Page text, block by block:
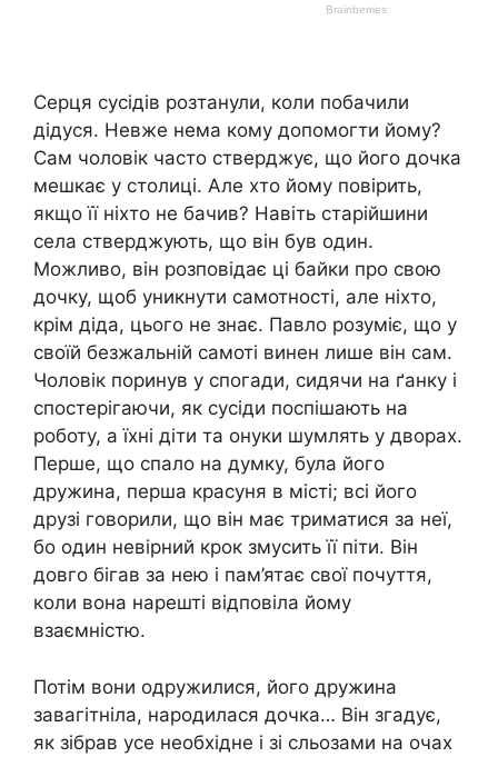
Серця сусідів розтанули, коли побачили
дідуся. Невже нема кому допомогти йому?
Сам чоловік часто стверджує, що його дочка
мешкає у столиці. Але хто йому повірить,
якщо її ніхто не бачив? Навіть старійшини
села стверджують, що він був один.
Можливо, він розповідає ці байки про свою
дочку, щоб уникнути самотності, але ніхто,
крім діда, цього не знає. Павло розуміє, що у
своїй безжальній самоті винен лише він сам.
Чоловік поринув у спогади, сидячи на ґанку і
спостерігаючи, як сусіди поспішають на
роботу, а їхні діти та онуки шумлять у дворах.
Перше, що спало на думку, була його
дружина, перша красуня в місті; всі його
друзі говорили, що він має триматися за неї,
бо один невірний крок змусить її піти. Він
довго бігав за нею і пам’ятає свої почуття,
коли вона нарешті відповіла йому
взаємністю.
Потім вони одружилися, його дружина
завагітніла, народилася дочка… Він згадує,
як зібрав усе необхідне і зі сльозами на очах